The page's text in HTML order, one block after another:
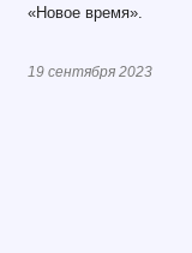
«Новое время».
19 сентября 2023